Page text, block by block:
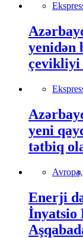
yenidən
çevikliyi
yeni
tətbiq
Avropa,
Enerji
İnyatsio